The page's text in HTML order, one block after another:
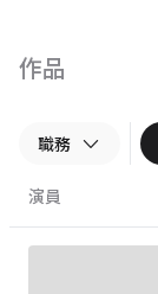
作品
職務
演員